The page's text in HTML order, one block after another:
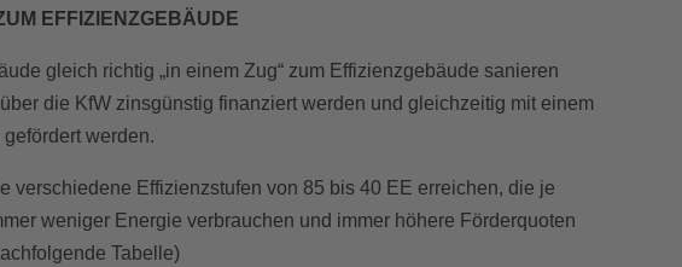
EFFIZIENZGEBÄUDE
gleich richtig „in einem Zug“ zum Effizienzgebäude sanieren
die KfW zinsgünstig finanziert werden und gleichzeitig mit einem
werden.
verschiedene Effizienzstufen von 85 bis 40 EE erreichen, die je
weniger Energie verbrauchen und immer höhere Förderquoten
Tabelle)